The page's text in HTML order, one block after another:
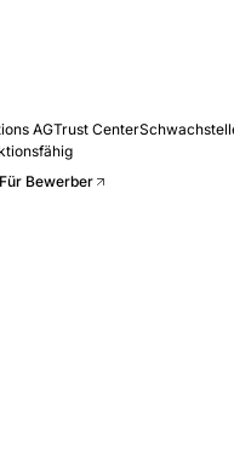
AGTrust Center
Für Bewerber